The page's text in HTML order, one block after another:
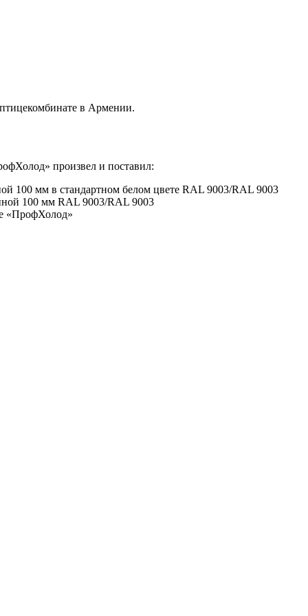
в Армении.
произвел и поставил:
100 мм в стандартном белом цвете RAL 9003/RAL 9003
100 мм RAL 9003/RAL 9003
«ПрофХолод»